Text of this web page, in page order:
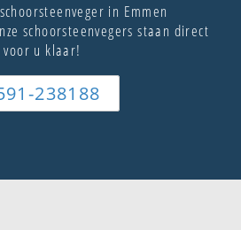
in Emmen
schoorsteenvegers staan direct
voor u klaar!
238188